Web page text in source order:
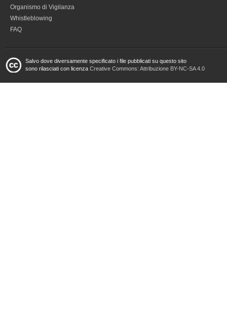
Organismo di Vigilanza
Whistleblowing
FAQ
Salvo dove diversamente specificato i file pubblicati su questo sito
sono rilasciati con licenza Creative Commons: Attribuzione BY-NC-SA 4.0